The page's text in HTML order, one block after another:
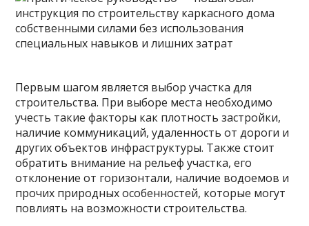
Первым шагом является выбор участка для
строительства. При выборе места необходимо
учесть такие факторы как плотность застройки,
наличие коммуникаций, удаленность от дороги и
других объектов инфраструктуры. Также стоит
обратить внимание на рельеф участка, его
отклонение от горизонтали, наличие водоемов и
прочих природных особенностей, которые могут
повлиять на возможности строительства.